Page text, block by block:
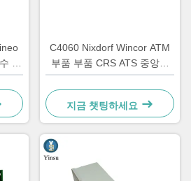
전
C4060 Nixdorf Wincor ATM
부품 부품 CRS ATS 중앙화
단위 AU 모듈 1750134478
지금 챗팅하세요